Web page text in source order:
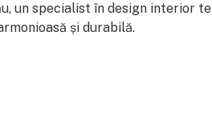
un specialist în design interior te
și durabilă.